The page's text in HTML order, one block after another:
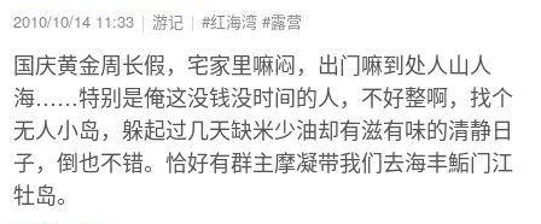
2010/10/14 11:33 游记 #红海湾 #露营
国庆黄金周长假，宅家里嘛闷，出门嘛到处人山人
海……特别是俺这没钱没时间的人，不好整啊，找个
无人小岛，躲起过几天缺米少油却有滋有味的清静日
子，倒也不错。恰好有群主摩凝带我们去海丰鮜门江
牡岛。